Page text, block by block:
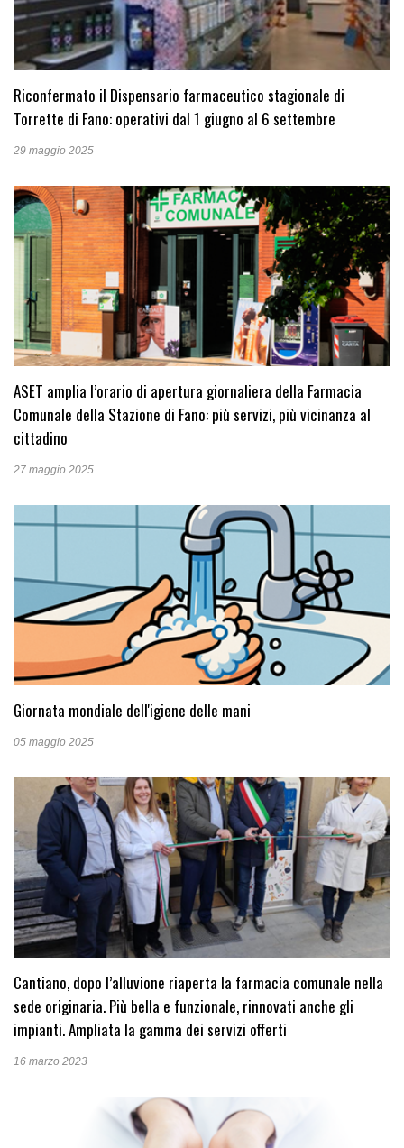
Riconfermato il Dispensario farmaceutico stagionale di
Torrette di Fano: operativi dal 1 giugno al 6 settembre
29 maggio 2025
ASET amplia l’orario di apertura giornaliera della Farmacia
Comunale della Stazione di Fano: più servizi, più vicinanza al
cittadino
27 maggio 2025
Giornata mondiale dell'igiene delle mani
05 maggio 2025
Cantiano, dopo l’alluvione riaperta la farmacia comunale nella
sede originaria. Più bella e funzionale, rinnovati anche gli
impianti. Ampliata la gamma dei servizi offerti
16 marzo 2023